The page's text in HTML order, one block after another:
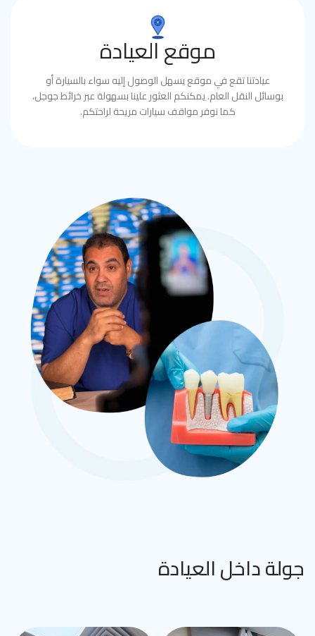
موقع العيادة
عيادتنا تقع في موقع يسهل الوصول إليه سواء بالسيارة أو
بوسائل النقل العام. يمكنكم العثور علينا بسهولة عبر خرائط جوجل،
كما نوفر مواقف سيارات مريحة لراحتكم.
جولة داخل العيادة